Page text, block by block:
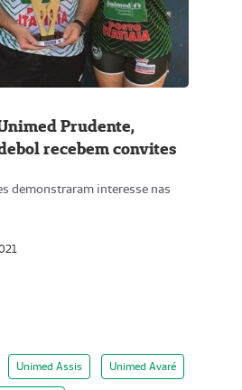
Prudente,
recebem convites
demonstraram interesse nas
Unimed Assis Unimed Avaré